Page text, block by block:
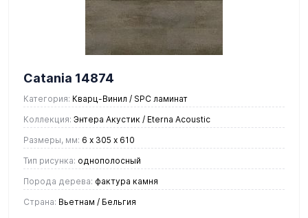
Catania 14874
Категория: Кварц-Винил / SPC ламинат
Коллекция: Энтера Акустик / Eterna Acoustic
Размеры, мм: 6 х 305 х 610
Тип рисунка: однополосный
Порода дерева: фактура камня
Страна: Вьетнам / Бельгия